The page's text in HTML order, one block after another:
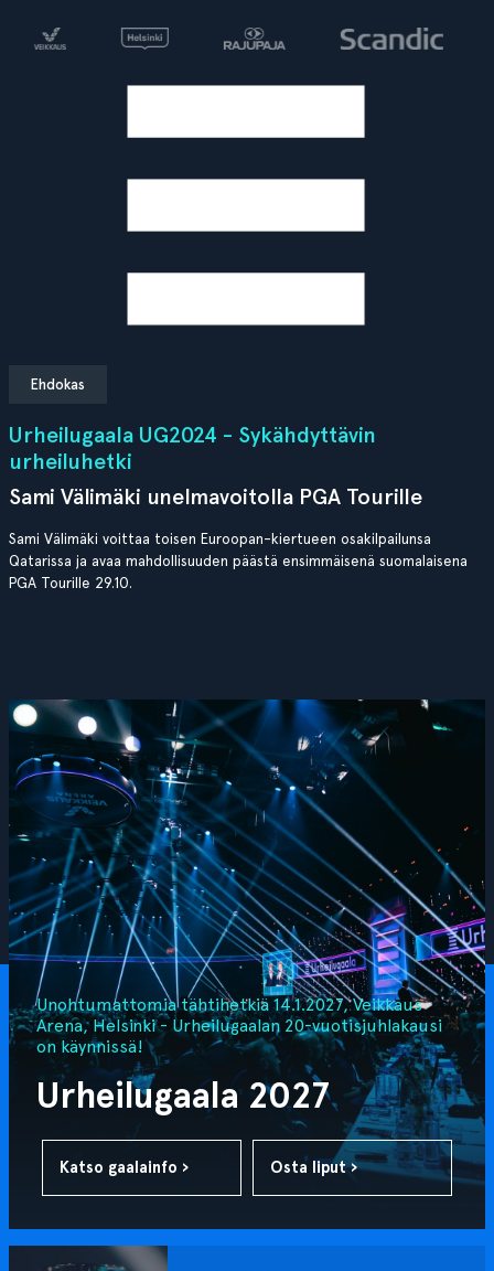
Ehdokas
Urheilugaala UG2024 - Sykähdyttävin
urheiluhetki
Sami Välimäki unelmavoitolla PGA Tourille
Sami Välimäki voittaa toisen Euroopan-kiertueen osakilpailunsa
Qatarissa ja avaa mahdollisuuden päästä ensimmäisenä suomalaisena
PGA Tourille 29.10.
Unohtumattomia tähtihetkiä 14.1.2027, Veikkaus
Arena, Helsinki - Urheilugaalan 20-vuotisjuhlakausi
on käynnissä!
Urheilugaala 2027
Katso gaalainfo › Osta liput ›